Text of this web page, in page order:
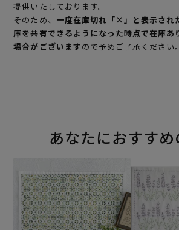
提供いたしております。
そのため、 一度在庫切れ「×」と表示され
庫を共有できるようになった時点で在庫あ
場合がございますので予めご了承ください。
あなたにおすす